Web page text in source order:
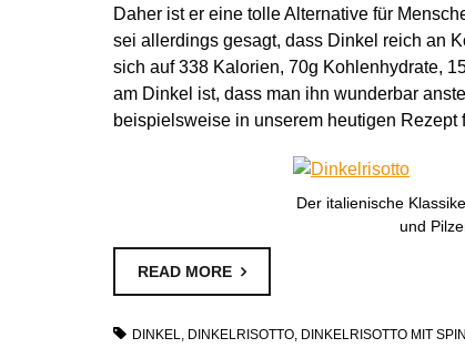
Daher ist er eine tolle Alternative für
sei allerdings gesagt, dass Dinkel reich an
sich auf 338 Kalorien, 70g Kohlenhydrate,
am Dinkel ist, dass man ihn wunderbar
beispielsweise in unserem heutigen Rezept
Der italienische
und
READ MORE
DINKEL, DINKELRISOTTO, DINKELRISOTTO MIT